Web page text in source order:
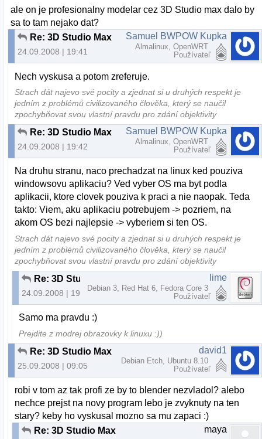
ale on je profesionalny modelar cez 3D Studio max dalo by
sa to tam nejako dat?
Re: 3D Studio Max
24.09.2008 | 19:41
Samuel BWPOW Kupka
Almalinux, OpenWRT
Používateľ
Nech vyskusa a potom zreferuje.
Strach dát najevo své pocity a zjednat si u druhých respekt je
jedním z problémů civilizovaného člověka, který se naučil
zpochybňovat svou vlastní pravdu pro zdání objektivity
Re: 3D Studio Max
24.09.2008 | 19:42
Samuel BWPOW Kupka
Almalinux, OpenWRT
Používateľ
Na druhu stranu, naco prechadzat na linux ked pouziva
windowsovu aplikaciu? Ved vyber OS ma byt podla
aplikacii, ktore clovek pouziva k praci a nie naopak. Teda
takto: Viem, aku aplikaciu potrebujem -> pozriem, na
akom OS bezi najlepsie -> vyberiem si ten OS.
Strach dát najevo své pocity a zjednat si u druhých respekt je
jedním z problémů civilizovaného člověka, který se naučil
zpochybňovat svou vlastní pravdu pro zdání objektivity
Re: 3D Studio Max
24.09.2008 | 19:53
lime
Debian 3, Red Hat 6, Fedora Core 3
Používateľ
Samo ma pravdu :)
Prejdite z modrej obrazovky k linuxu :))
Re: 3D Studio Max
25.09.2008 | 09:05
david1
Debian Etch, Ubuntu 8.10
Používateľ
robi v tom az tak profi ze by to blender nezvladol? alebo
nechce prejst na novy program lebo je zvyknuty na ten
stary? keby ho vyskusal mozno sa mu zapaci :)
Re: 3D Studio Max
maya